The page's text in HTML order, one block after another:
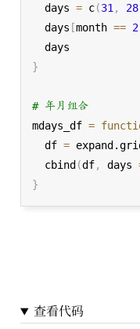
  days
= c(31 , 28
  days
[month == 2
}
# 年月组合
mdays_df =
  df
=
  cbind
(df, days
}
查看代码